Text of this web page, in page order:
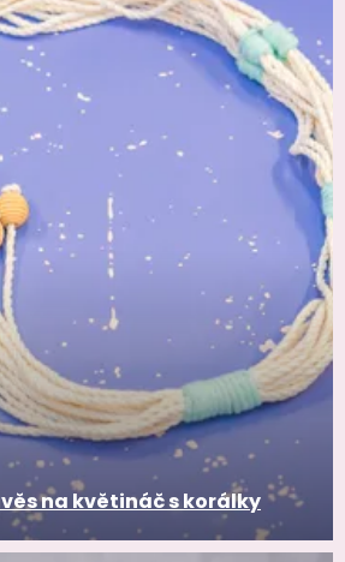
na květináč s korálky